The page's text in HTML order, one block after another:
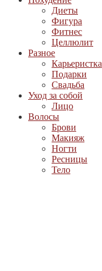
Диеты
Фигура
Фитнес
Целлюлит
Разное
Карьеристка
Подарки
Свадьба
Уход за собой
Лицо
Волосы
Брови
Макияж
Ногти
Ресницы
Тело